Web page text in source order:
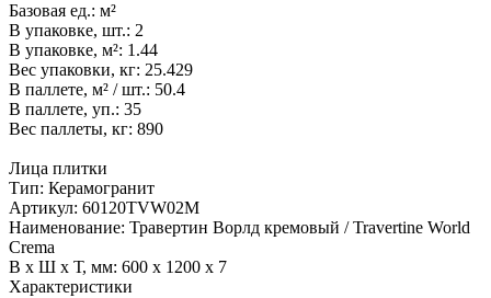
Базовая ед.: м²
В упаковке, шт.: 2
В упаковке, м²: 1.44
Вес упаковки, кг: 25.429
В паллете, м² / шт.: 50.4
В паллете, уп.: 35
Вес паллеты, кг: 890
Лица плитки
Тип: Керамогранит
Артикул: 60120TVW02M
Наименование: Травертин Ворлд кремовый / Travertine World
Crema
В x Ш x Т, мм: 600 x 1200 x 7
Характеристики